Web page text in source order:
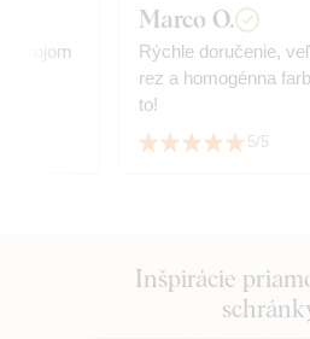
svojom
Marco O.
Rýchle doručenie,
rez a homogénna
to!
5/5
Inšpirácie